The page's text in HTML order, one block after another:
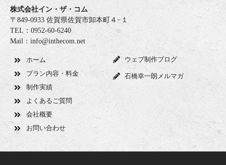
株式会社イン・ザ・コム
〒849-0933 佐賀県佐賀市卸本町４−１
TEL：0952-60-6240
Mail：info@inthecom.net
ホーム
プラン内容・料金
制作実績
よくあるご質問
会社概要
お問い合わせ
ウェブ制作ブログ
石橋幸一朗メルマガ